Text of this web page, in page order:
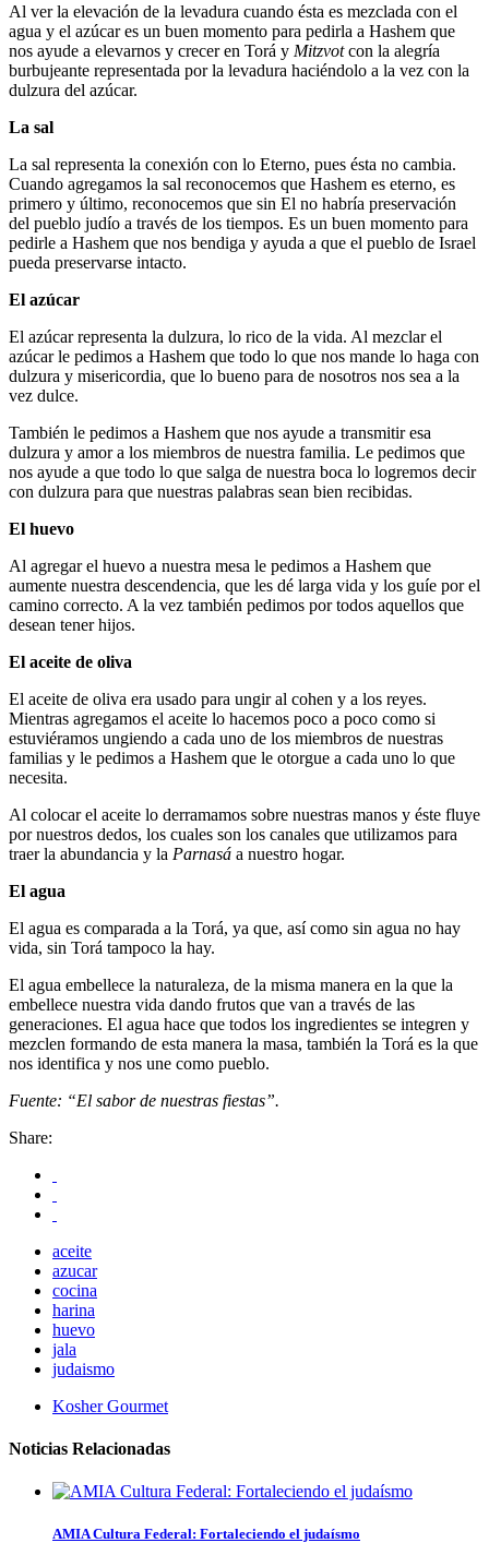
Al ver la elevación de la levadura cuando ésta es mezclada con el
agua y el azúcar es un buen momento para pedirla a Hashem que
nos ayude a elevarnos y crecer en Torá y Mitzvotcon la alegría
burbujeante representada por la levadura haciéndolo a la vez con la
dulzura del azúcar.
La sal
La sal representa la conexión con lo Eterno, pues ésta no cambia.
Cuando agregamos la sal reconocemos que Hashem es eterno, es
primero y último, reconocemos que sin El no habría preservación
del pueblo judío a través de los tiempos. Es un buen momento para
pedirle a Hashem que nos bendiga y ayuda a que el pueblo de Israel
pueda preservarse intacto.
El azúcar
El azúcar representa la dulzura, lo rico de la vida. Al mezclar el
azúcar le pedimos a Hashem que todo lo que nos mande lo haga con
dulzura y misericordia, que lo bueno para de nosotros nos sea a la
vez dulce.
También le pedimos a Hashem que nos ayude a transmitir esa
dulzura y amor a los miembros de nuestra familia. Le pedimos que
nos ayude a que todo lo que salga de nuestra boca lo logremos decir
con dulzura para que nuestras palabras sean bien recibidas.
El huevo
Al agregar el huevo a nuestra mesa le pedimos a Hashem que
aumente nuestra descendencia, que les dé larga vida y los guíe por el
camino correcto. A la vez también pedimos por todos aquellos que
desean tener hijos.
El aceite de oliva
El aceite de oliva era usado para ungir al cohen y a los reyes.
Mientras agregamos el aceite lo hacemos poco a poco como si
estuviéramos ungiendo a cada uno de los miembros de nuestras
familias y le pedimos a Hashem que le otorgue a cada uno lo que
necesita.
Al colocar el aceite lo derramamos sobre nuestras manos y éste fluye
por nuestros dedos, los cuales son los canales que utilizamos para
traer la abundancia y la Parnasá a nuestro hogar.
El agua
El agua es comparada a la Torá, ya que, así como sin agua no hay
vida, sin Torá tampoco la hay.
El agua embellece la naturaleza, de la misma manera en la que la
embellece nuestra vida dando frutos que van a través de las
generaciones. El agua hace que todos los ingredientes se integren y
mezclen formando de esta manera la masa, también la Torá es la que
nos identifica y nos une como pueblo.
Fuente: “El sabor de nuestras fiestas”.
Share:
aceite
azucar
cocina
harina
huevo
jala
judaismo
Kosher Gourmet
Noticias Relacionadas
AMIA Cultura Federal: Fortaleciendo el judaísmo